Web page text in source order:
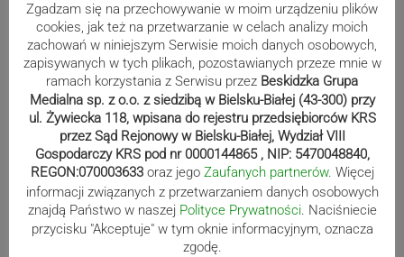
Medale na Uniwersjadzie
28. Zimowa Uniwersjada odbywająca się w Ałmatach
(Kazachstan) bogata jest w medale polskich studentów. W
gronie tym są zawodnicy z Beskidów. Dobry start zaliczyli
specjaliści…
access_time 01.02.2017 13:32 share
Stronicowanie
wpisów
navigate_beforePoprzednia 1 … 400 401 402
Zgadzam się na przechowywanie w moim urządzeniu plików
cookies, jak też na przetwarzanie w celach analizy moich
zachowań w niniejszym Serwisie moich danych osobowych,
zapisywanych w tych plikach, pozostawianych przeze mnie w
ramach korzystania z Serwisu przez Beskidzka Grupa
Medialna sp. z o.o. z siedzibą w Bielsku-Białej (43-300) przy
ul. Żywiecka 118, wpisana do rejestru przedsiębiorców KRS
przez Sąd Rejonowy w Bielsku-Białej, Wydział VIII
Gospodarczy KRS pod nr 0000144865 , NIP: 5470048840,
REGON:070003633 oraz jego Zaufanych partnerów. Więcej
informacji związanych z przetwarzaniem danych osobowych
znajdą Państwo w naszej Polityce Prywatności. Naciśniecie
przycisku "Akceptuje" w tym oknie informacyjnym, oznacza
zgodę.